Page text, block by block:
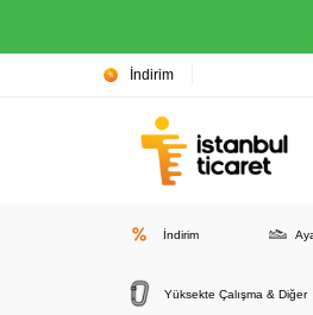
İndirim
İndirim
Yüksekte Çalışma & Diğer